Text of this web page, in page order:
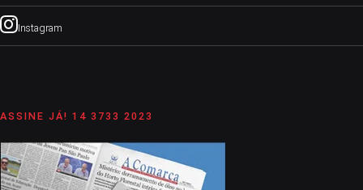
Instagram
ASSINE JÁ! 14 3733 2023